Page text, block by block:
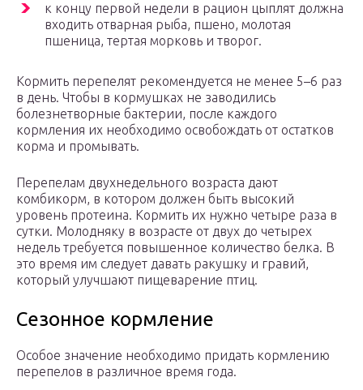
к концу первой недели в рацион цыплят должна
входить отварная рыба, пшено, молотая
пшеница, тертая морковь и творог.
Кормить перепелят рекомендуется не менее 5–6 раз
в день. Чтобы в кормушках не заводились
болезнетворные бактерии, после каждого
кормления их необходимо освобождать от остатков
корма и промывать.
Перепелам двухнедельного возраста дают
комбикорм, в котором должен быть высокий
уровень протеина. Кормить их нужно четыре раза в
сутки. Молодняку в возрасте от двух до четырех
недель требуется повышенное количество белка. В
это время им следует давать ракушку и гравий,
который улучшают пищеварение птиц.
Сезонное кормление
Особое значение необходимо придать кормлению
перепелов в различное время года.